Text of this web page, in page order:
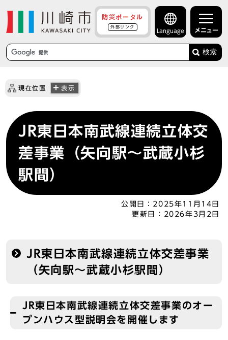
防災ポータル
外部リンク
Language メニュー
検索
現在位置 表示
JR東日本南武線連続立体交
差事業（矢向駅～武蔵小杉
駅間）
公開日： 2025年11月14日
更新日：
2026年3月2日
JR東日本南武線連続立体交差事業
（矢向駅～武蔵小杉駅間）
JR東日本南武線連続立体交差事業のオー
プンハウス型説明会を開催します